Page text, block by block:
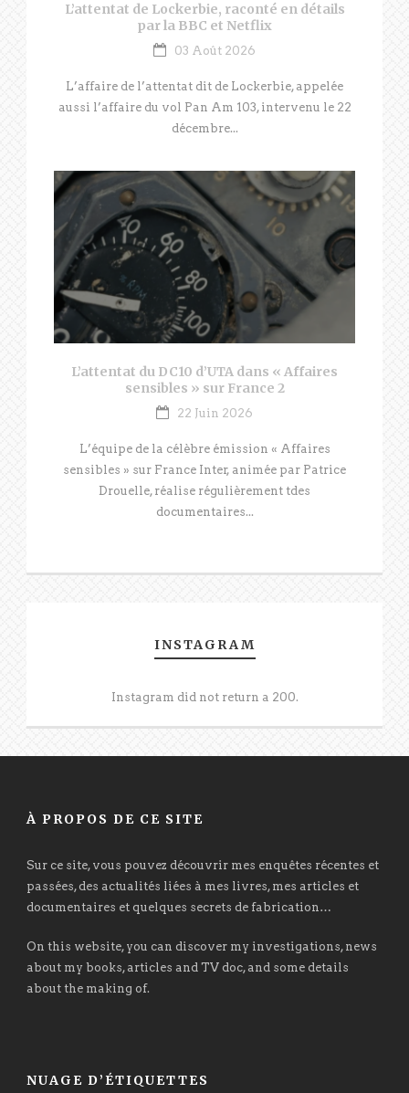
L’attentat de Lockerbie, raconté en détails
par la BBC et Netflix
03 Août 2026
L’affaire de l’attentat dit de Lockerbie, appelée
aussi l’affaire du vol Pan Am 103, intervenu le 22
décembre...
L’attentat du DC10 d’UTA dans « Affaires
sensibles » sur France 2
22 Juin 2026
L’équipe de la célèbre émission « Affaires
sensibles » sur France Inter, animée par Patrice
Drouelle, réalise régulièrement tdes
documentaires...
INSTAGRAM
Instagram did not return a 200.
À PROPOS DE CE SITE
Sur ce site, vous pouvez découvrir mes enquêtes récentes et
passées, des actualités liées à mes livres, mes articles et
documentaires et quelques secrets de fabrication…
On this website, you can discover my investigations, news
about my books, articles and TV doc, and some details
about the making of.
NUAGE D’ÉTIQUETTES